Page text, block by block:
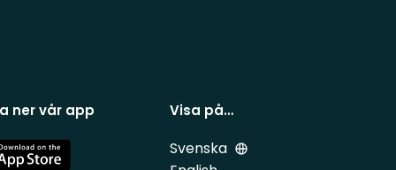
ner vår app Visa på…
Svenska